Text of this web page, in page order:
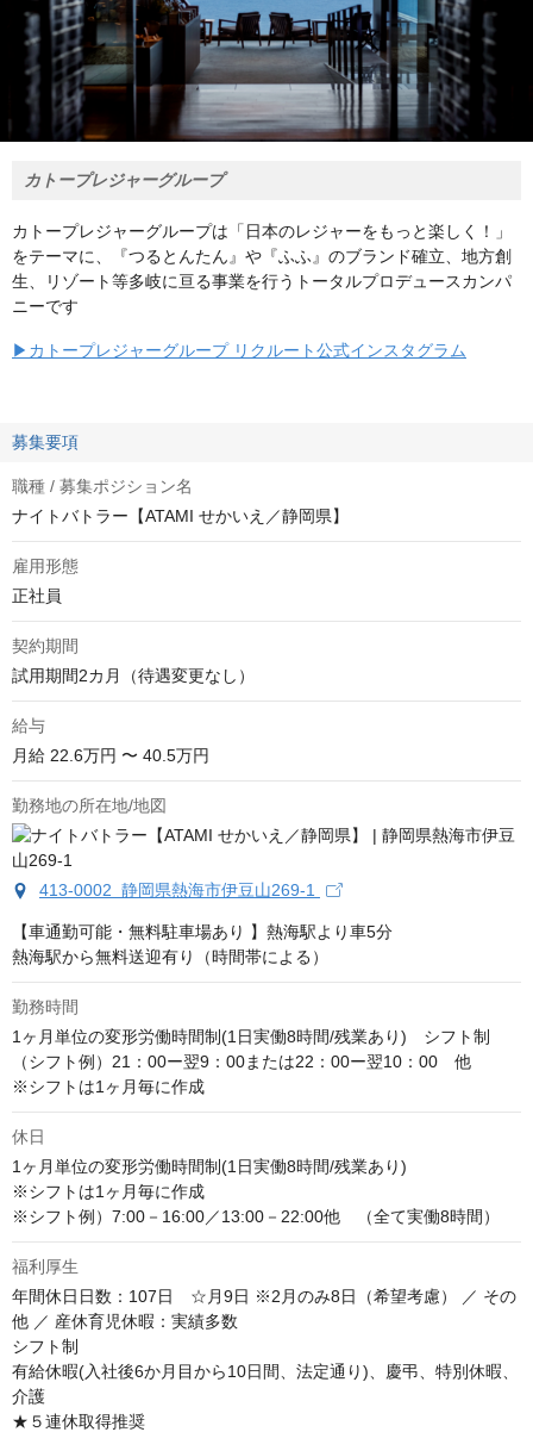
カトープレジャーグループ
カトープレジャーグループは「日本のレジャーをもっと楽しく！」
をテーマに、『つるとんたん』や『ふふ』のブランド確立、地方創
生、リゾート等多岐に亘る事業を行うトータルプロデュースカンパ
ニーです
▶カトープレジャーグループ リクルート公式インスタグラム
募集要項
職種 / 募集ポジション名
ナイトバトラー【ATAMI せかいえ／静岡県】
雇用形態
正社員
契約期間
試用期間2カ月（待遇変更なし）
給与
月給 22.6万円 〜 40.5万円
勤務地の所在地/地図
413-0002 静岡県熱海市伊豆山269-1
【車通勤可能・無料駐車場あり 】熱海駅より車5分
熱海駅から無料送迎有り（時間帯による）
勤務時間
1ヶ月単位の変形労働時間制(1日実働8時間/残業あり)　シフト制
（シフト例）21：00ー翌9：00または22：00ー翌10：00　他
※シフトは1ヶ月毎に作成
休日
1ヶ月単位の変形労働時間制(1日実働8時間/残業あり)
※シフトは1ヶ月毎に作成
※シフト例）7:00－16:00／13:00－22:00他　（全て実働8時間）
福利厚生
年間休日日数：107日　☆月9日 ※2月のみ8日（希望考慮） ／ その
他 ／ 産休育児休暇：実績多数
シフト制
有給休暇(入社後6か月目から10日間、法定通り)、慶弔、特別休暇、
介護
★５連休取得推奨